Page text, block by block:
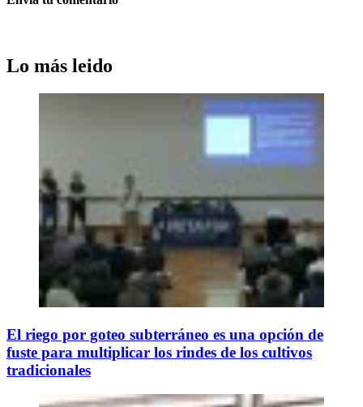
Lo más leido
El riego por goteo subterráneo es una opción de
fuste para multiplicar los rindes de los cultivos
tradicionales